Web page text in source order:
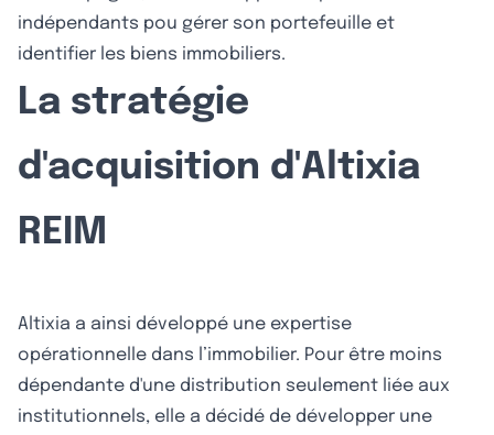
indépendants pou gérer son portefeuille et
identifier les biens immobiliers.
La stratégie
d'acquisition d'Altixia
REIM
Altixia a ainsi développé une expertise
opérationnelle dans l’immobilier. Pour être moins
dépendante d'une distribution seulement liée aux
institutionnels, elle a décidé de développer une